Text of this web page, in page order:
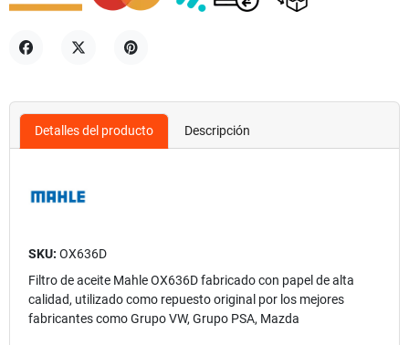
Detalles del producto Descripción
SKU: OX636D
Filtro de aceite Mahle OX636D fabricado con papel de alta
calidad, utilizado como repuesto original por los mejores
fabricantes como Grupo VW, Grupo PSA, Mazda